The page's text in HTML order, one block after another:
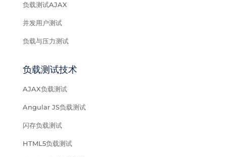
负载测试AJAX
并发用户测试
负载与压力测试
负载测试技术
AJAX负载测试
Angular JS负载测试
闪存负载测试
HTML5负载测试